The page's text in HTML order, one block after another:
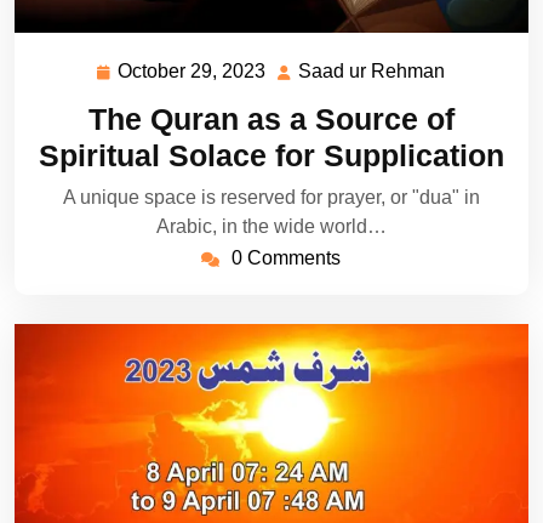
October 29, 2023 October
2023
Saad ur Rehman
Rehman
The Quran as a Source of
Spiritual Solace for Supplication
A unique space is reserved for prayer, or "dua" in
Arabic, in the wide world…
0 Comments